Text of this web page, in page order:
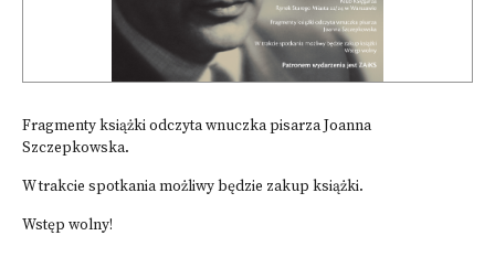
Fragmenty książki odczyta wnuczka pisarza Joanna
Szczepkowska.
W trakcie spotkania możliwy będzie zakup książki.
Wstęp wolny!